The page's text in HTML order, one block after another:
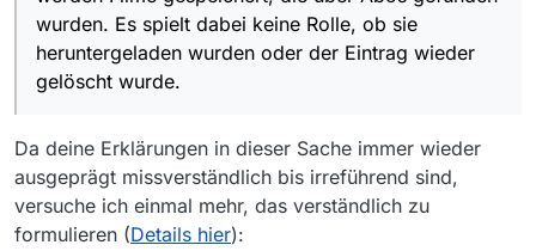
jahrelangem Benutzen sehr viele Leichen
enthalten sein, denn viele Sendungen
werden ja nach kurzer Zeit wieder aus
damit einen neuen Eintrag in der history
Datei.
downloadAbos.txt: Hier werden Filme
gespeichert, die über Abos gefunden
wurden. Es spielt dabei keine Rolle, ob sie
heruntergeladen wurden oder der Eintrag wieder
gelöscht wurde.
Da deine Erklärungen in dieser Sache immer wieder
ausgeprägt missverständlich bis irreführend sind,
versuche ich einmal mehr, das verständlich zu
formulieren (Details hier):